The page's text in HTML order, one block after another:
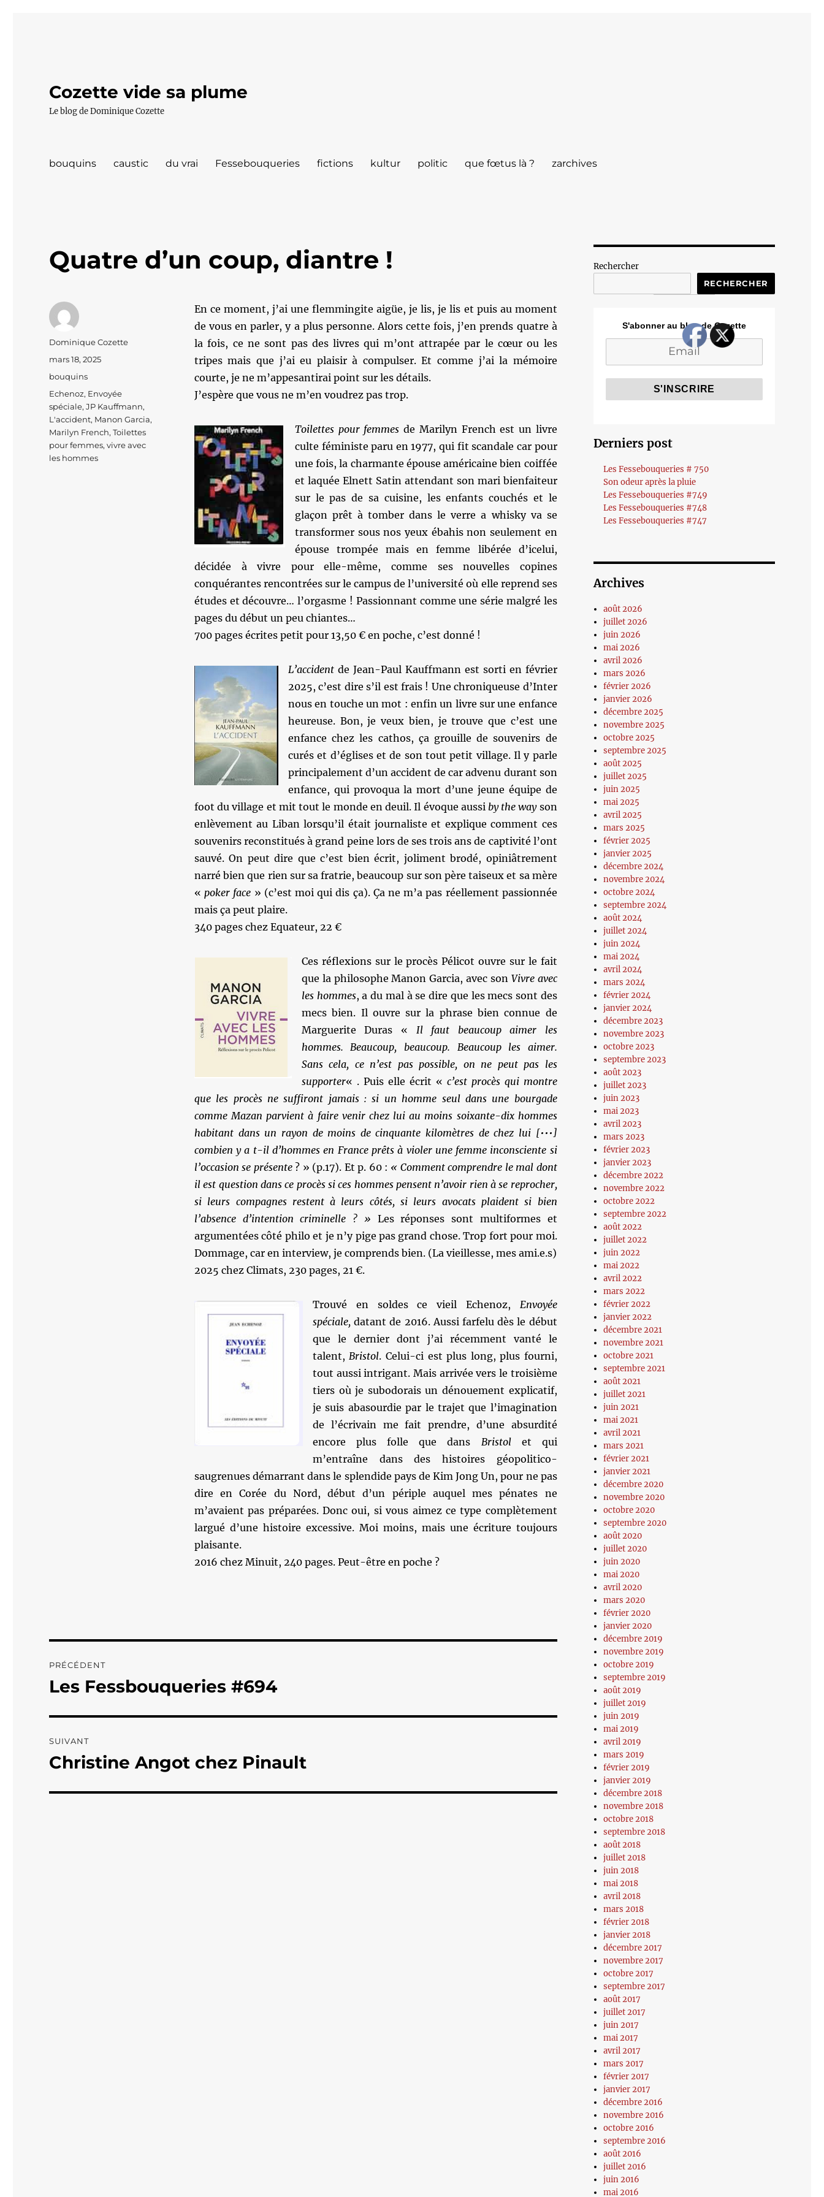
Cozette vide sa plume
Le blog de Dominique Cozette
bouquins caustic du vrai Fessebouqueries fictions kultur politic que fœtus là ? zarchives
Quatre d’un coup, diantre !
En ce moment, j’ai une flemmingite aigüe, je lis, je lis et puis au moment
de vous en parler, y a plus personne. Alors cette fois, j’en prends quatre à
la fois, ce ne sont pas des livres qui m’ont attrapée par le cœur ou les
tripes mais que j’ai eu plaisir à compulser. Et comme j’ai la mémoire
courte, je ne m’appesantirai point sur les détails.
J’espère que vous ne m’en voudrez pas trop.
Toilettes pour femmesde Marilyn French est un livre
culte féministe paru en 1977, qui fit scandale car pour
une fois, la charmante épouse américaine bien coiffée
et laquée Elnett Satin attendant son mari bienfaiteur
sur le pas de sa cuisine, les enfants couchés et le
glaçon prêt à tomber dans le verre a whisky va se
transformer sous nos yeux ébahis non seulement en
épouse trompée mais en femme libérée d’icelui,
décidée à vivre pour elle-même, comme ses nouvelles copines
conquérantes rencontrées sur le campus de l’université où elle reprend ses
études et découvre… l’orgasme ! Passionnant comme une série malgré les
pages du début un peu chiantes…
700 pages écrites petit pour 13,50 € en poche, c’est donné !
L’accident de Jean-Paul Kauffmann est sorti en février
2025, c’est dire s’il est frais ! Une chroniqueuse d’Inter
nous en touche un mot : enfin un livre sur une enfance
heureuse. Bon, je veux bien, je trouve que c’est une
enfance chez les cathos, ça grouille de souvenirs de
curés et d’églises et de son tout petit village. Il y parle
principalement d’un accident de car advenu durant son
enfance, qui provoqua la mort d’une jeune équipe de
foot du village et mit tout le monde en deuil. Il évoque aussiby the wayson
enlèvement au Liban lorsqu’il était journaliste et explique comment ces
souvenirs reconstitués à grand peine lors de ses trois ans de captivité l’ont
sauvé. On peut dire que c’est bien écrit, joliment brodé, opiniâtrement
narré bien que rien sur sa fratrie, beaucoup sur son père taiseux et sa mère
«poker face » (c’est moi qui dis ça). Ça ne m’a pas réellement passionnée
mais ça peut plaire.
340 pages chez Equateur, 22 €
Ces réflexions sur le procès Pélicot ouvre sur le fait
que la philosophe Manon Garcia, avec son Vivre avec
les hommes, a du mal à se dire que les mecs sont des
mecs bien. Il ouvre sur la phrase bien connue de
Marguerite Duras « Il faut beaucoup aimer les
hommes. Beaucoup, beaucoup. Beaucoup les aimer.
Sans cela, ce n’est pas possible, on ne peut pas les
supporter« . Puis elle écrit « c’est procès qui montre
que les procès ne suffiront jamais : si un homme seul dans une bourgade
comme Mazan parvient à faire venir chez lui au moins soixante-dix hommes
habitant dans un rayon de moins de cinquante kilomètres de chez lui [•••]
combien y a t-il d’hommes en France prêts à violer une femme inconsciente si
l’occasion se présente? » (p.17). Et p. 60 : « Comment comprendre le mal dont
il est question dans ce procès si ces hommes pensent n’avoir rien à se reprocher,
si leurs compagnes restent à leurs côtés, si leurs avocats plaident si bien
l’absence d’intention criminelle ? » Les réponses sont multiformes et
argumentées côté philo et je n’y pige pas grand chose. Trop fort pour moi.
Dommage, car en interview, je comprends bien. (La vieillesse, mes ami.e.s)
2025 chez Climats, 230 pages, 21 €.
Trouvé en soldes ce vieil Echenoz, Envoyée
spéciale,datant de 2016. Aussi farfelu dès le début
que le dernier dont j’ai récemment vanté le
talent,Bristol. Celui-ci est plus long, plus fourni,
tout aussi intrigant. Mais arrivée vers le troisième
tiers où je subodorais un dénouement explicatif,
je suis abasourdie par le trajet que l’imagination
de l’écrivain me fait prendre, d’une absurdité
encore plus folle que dans Bristol et qui
m’entraîne dans des histoires géopolitico-
saugrenues démarrant dans le splendide pays de Kim Jong Un, pour ne pas
dire en Corée du Nord, début d’un périple auquel mes pénates ne
m’avaient pas préparées. Donc oui, si vous aimez ce type complètement
largué d’une histoire excessive. Moi moins, mais une écriture toujours
plaisante.
2016 chez Minuit, 240 pages. Peut-être en poche ?
Auteur
Dominique Cozette
Publié
le
mars 18, 2025
Catégories
bouquins
Étiquettes
Echenoz, Envoyée
spéciale,JP Kauffmann,
L'accident, Manon Garcia,
Marilyn French,Toilettes
pour femmes,vivre avec
les hommes
de
PRÉCÉDENT
Publication
Les Fessbouqueries #694
SUIVANT
Publication
Christine Angot chez Pinault
Rechercher
RECHERCHER
S'abonner au blog de Cozette
Derniers post
Les Fessebouqueries # 750
Son odeur après la pluie
Les Fessebouqueries #749
Les Fessebouqueries #748
Les Fessebouqueries #747
Archives
août 2026
juillet 2026
juin 2026
mai 2026
avril 2026
mars 2026
février 2026
janvier 2026
décembre 2025
novembre 2025
octobre 2025
septembre 2025
août 2025
juillet 2025
juin 2025
mai 2025
avril 2025
mars 2025
février 2025
janvier 2025
décembre 2024
novembre 2024
octobre 2024
septembre 2024
août 2024
juillet 2024
juin 2024
mai 2024
avril 2024
mars 2024
février 2024
janvier 2024
décembre 2023
novembre 2023
octobre 2023
septembre 2023
août 2023
juillet 2023
juin 2023
mai 2023
avril 2023
mars 2023
février 2023
janvier 2023
décembre 2022
novembre 2022
octobre 2022
septembre 2022
août 2022
juillet 2022
juin 2022
mai 2022
avril 2022
mars 2022
février 2022
janvier 2022
décembre 2021
novembre 2021
octobre 2021
septembre 2021
août 2021
juillet 2021
juin 2021
mai 2021
avril 2021
mars 2021
février 2021
janvier 2021
décembre 2020
novembre 2020
octobre 2020
septembre 2020
août 2020
juillet 2020
juin 2020
mai 2020
avril 2020
mars 2020
février 2020
janvier 2020
décembre 2019
novembre 2019
octobre 2019
septembre 2019
août 2019
juillet 2019
juin 2019
mai 2019
avril 2019
mars 2019
février 2019
janvier 2019
décembre 2018
novembre 2018
octobre 2018
septembre 2018
août 2018
juillet 2018
juin 2018
mai 2018
avril 2018
mars 2018
février 2018
janvier 2018
décembre 2017
novembre 2017
octobre 2017
septembre 2017
août 2017
juillet 2017
juin 2017
mai 2017
avril 2017
mars 2017
février 2017
janvier 2017
décembre 2016
novembre 2016
octobre 2016
septembre 2016
août 2016
juillet 2016
juin 2016
mai 2016